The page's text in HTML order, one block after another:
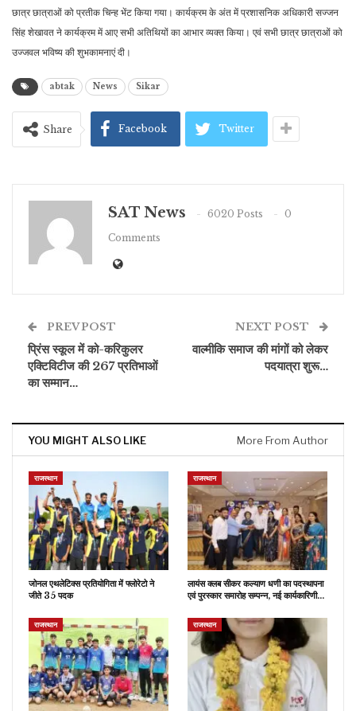
छात्र छात्राओं को प्रतीक चिन्ह भेंट किया गया। कार्यक्रम के अंत में प्रशासनिक अधिकारी सज्जन
सिंह शेखावत ने कार्यक्रम में आए सभी अतिथियों का आभार व्यक्त किया। एवं सभी छात्र छात्राओं को
उज्जवल भविष्य की शुभकामनाएं दी।
abtak News Sikar
Share Facebook Twitter
SAT News 6020 Posts
0
Comments
PREV POST
प्रिंस स्कूल में को-करिकुलर
एक्टिविटीज की 267 प्रतिभाओं
का सम्मान…
NEXT POST
वाल्मीकि समाज की मांगों को लेकर
पदयात्रा शुरू…
YOU MIGHT ALSO LIKE More From Author
राजस्थान
जोनल एथलेटिक्स प्रतियोगिता में फ्लोरेटो ने
जीते 35 पदक
राजस्थान
लायंस क्लब सीकर कल्याण धणी का पदस्थापना
एवं पुरस्कार समारोह सम्पन्न, नई कार्यकारिणी…
राजस्थान राजस्थान